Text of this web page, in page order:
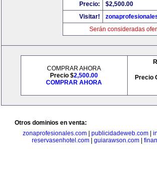
Precio:
$2,500.00
Visitar!
Serán consideradas
COMPRAR AHORA
Precio $2,500.00
COMPRAR AHORA
Precio
Otros dominios en venta:
zonaprofesionales.com| publicidadeweb.com|
reservasenhotel.com
guiarawson.com